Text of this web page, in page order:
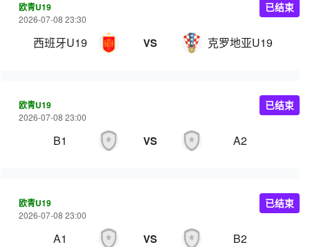
欧青U19
2026-07-08 23:30
西班牙U19 VS 克罗地亚U19
已结束
欧青U19
2026-07-08 23:00
B1 VS A2
已结束
欧青U19
2026-07-08 23:00
A1 VS B2
已结束